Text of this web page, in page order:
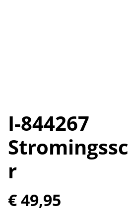
I-844267
r
€ 49,95